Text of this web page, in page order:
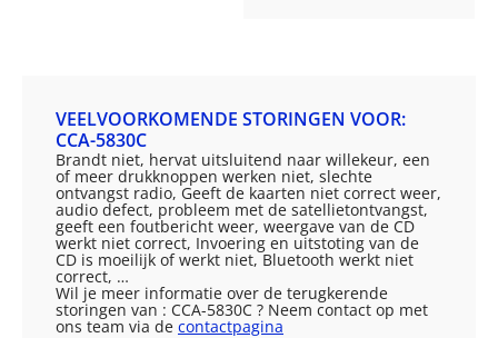
VEELVOORKOMENDE STORINGEN VOOR:
CCA-5830C
Brandt niet, hervat uitsluitend naar willekeur, een
of meer drukknoppen werken niet, slechte
ontvangst radio, Geeft de kaarten niet correct weer,
audio defect, probleem met de satellietontvangst,
geeft een foutbericht weer, weergave van de CD
werkt niet correct, Invoering en uitstoting van de
CD is moeilijk of werkt niet, Bluetooth werkt niet
correct, …
Wil je meer informatie over de terugkerende
storingen van : CCA-5830C ? Neem contact op met
ons team via de contactpagina